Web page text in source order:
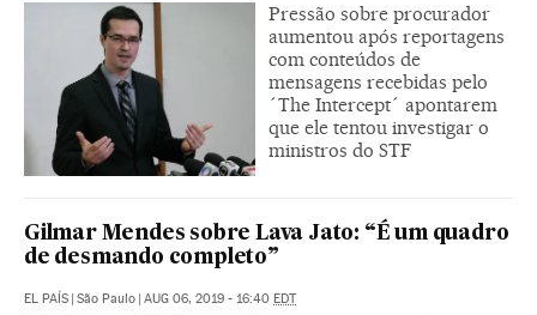
Pressão sobre procurador
aumentou após reportagens
com conteúdos de
mensagens recebidas pelo
´The Intercept´ apontarem
que ele tentou investigar o
ministros do STF
Gilmar Mendes sobre Lava Jato: “É um quadro
de desmando completo”
EL PAÍS | São Paulo | AUG 06, 2019 - 16:40 EDT